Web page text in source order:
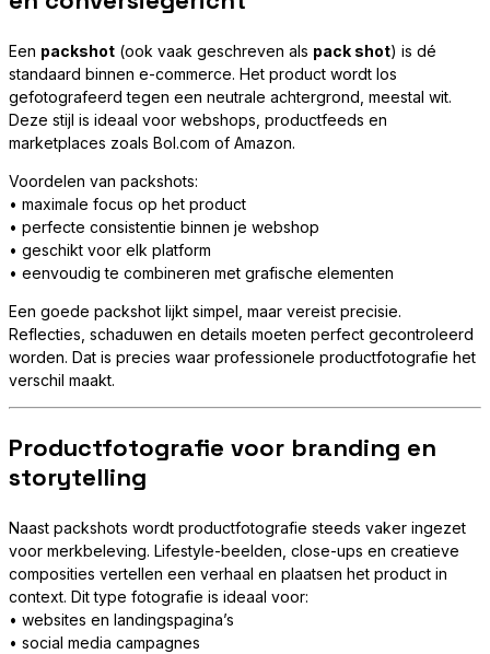
Een packshot (ook vaak geschreven als pack shot) is dé
standaard binnen e-commerce. Het product wordt los
gefotografeerd tegen een neutrale achtergrond, meestal wit.
Deze stijl is ideaal voor webshops, productfeeds en
marketplaces zoals Bol.com of Amazon.
Voordelen van packshots:
• maximale focus op het product
• perfecte consistentie binnen je webshop
• geschikt voor elk platform
• eenvoudig te combineren met grafische elementen
Een goede packshot lijkt simpel, maar vereist precisie.
Reflecties, schaduwen en details moeten perfect gecontroleerd
worden. Dat is precies waar professionele productfotografie het
verschil maakt.
Productfotografie voor branding en
storytelling
Naast packshots wordt productfotografie steeds vaker ingezet
voor merkbeleving. Lifestyle-beelden, close-ups en creatieve
composities vertellen een verhaal en plaatsen het product in
context. Dit type fotografie is ideaal voor:
• websites en landingspagina’s
• social media campagnes